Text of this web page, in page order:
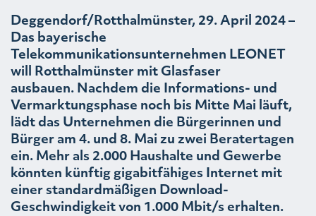
Deggendorf/Rotthalmünster, 29. April 2024 –
Das bayerische
Telekommunikationsunternehmen LEONET
will Rotthalmünster mit Glasfaser
ausbauen. Nachdem die Informations- und
Vermarktungsphase noch bis Mitte Mai läuft,
lädt das Unternehmen die Bürgerinnen und
Bürger am 4. und 8. Mai zu zwei Beratertagen
ein. Mehr als 2.000 Haushalte und Gewerbe
könnten künftig gigabitfähiges Internet mit
einer standardmäßigen Download-
Geschwindigkeit von 1.000 Mbit/s erhalten.